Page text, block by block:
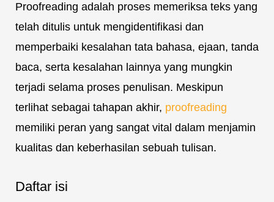
Proofreading adalah proses memeriksa teks yang
telah ditulis untuk mengidentifikasi dan
memperbaiki kesalahan tata bahasa, ejaan, tanda
baca, serta kesalahan lainnya yang mungkin
terjadi selama proses penulisan. Meskipun
terlihat sebagai tahapan akhir, proofreading
memiliki peran yang sangat vital dalam menjamin
kualitas dan keberhasilan sebuah tulisan.
Daftar isi